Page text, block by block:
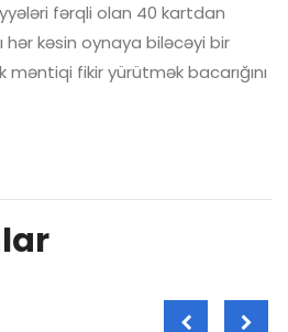
fərqli olan 40 kartdan
kəsin oynaya biləcəyi bir
məntiqi fikir yürütmək bacarığını